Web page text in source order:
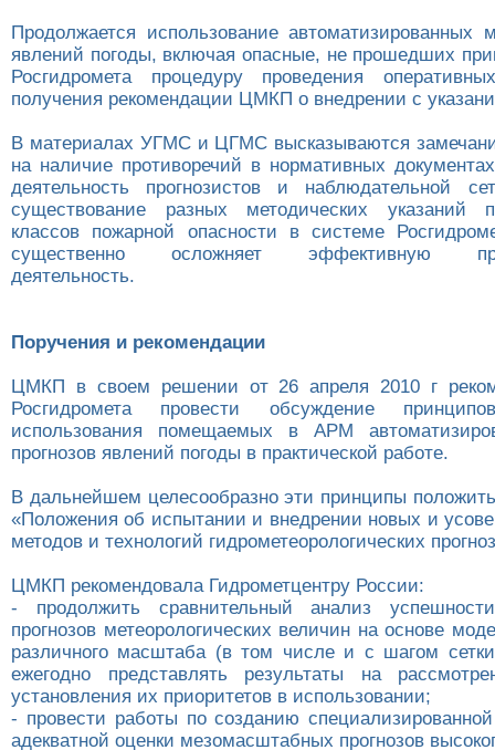
Продолжается использование автоматизированных
явлений погоды, включая опасные, не прошедших
Росгидромета процедуру проведения
получения рекомендации ЦМКП о внедрении с
В материалах УГМС и ЦГМС высказываются
на наличие противоречий в нормативных
деятельность прогнозистов и наблюдательной
существование разных методических указаний
классов пожарной опасности в системе
существенно осложняет эффективную
деятельность.
Поручения и рекомендации
ЦМКП в своем решении от 26 апреля 2010 г
Росгидромета провести обсуждение
использования помещаемых в АРМ
прогнозов явлений погоды в практической работе.
В дальнейшем целесообразно эти принципы
«Положения об испытании и внедрении новых и
методов и технологий гидрометеорологических
ЦМКП рекомендовала Гидрометцентру России:
- продолжить сравнительный анализ успешности
прогнозов метеорологических величин на основе
различного масштаба (в том числе и с шагом
ежегодно представлять результаты на
установления их приоритетов в использовании;
- провести работы по созданию
адекватной оценки мезомасштабных прогнозов